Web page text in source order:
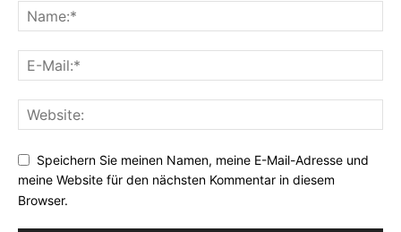
Speichern Sie meinen Namen, meine E-Mail-Adresse und
meine Website für den nächsten Kommentar in diesem
Browser.